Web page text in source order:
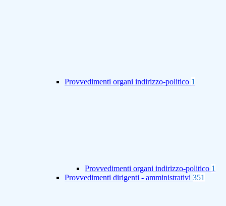
Provvedimenti organi indirizzo-politico 1
Provvedimenti organi indirizzo-politico 1
Provvedimenti dirigenti - amministrativi 351